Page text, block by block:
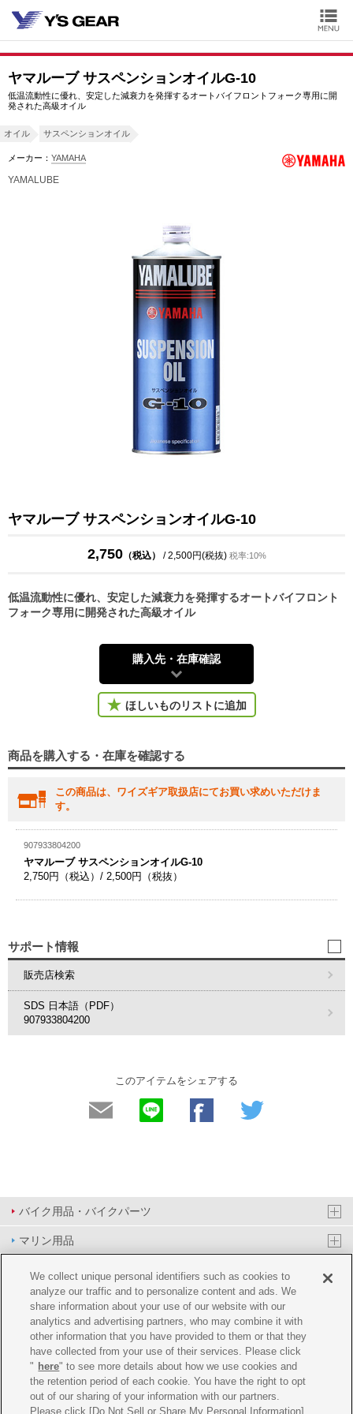
ヤマルーブ サスペンションオイルG-10
低温流動性に優れ、安定した減衰力を発揮するオートバイフロントフォーク専用に開
発された高級オイル
オイル サスペンションオイル
メーカー： YAMAHA
YAMALUBE
ヤマルーブ サスペンションオイルG-10
2,750（税込） / 2,500円(税抜) 税率:10%
低温流動性に優れ、安定した減衰力を発揮するオートバイフロント
フォーク専用に開発された高級オイル
購入先・在庫確認
ほしいものリストに追加
商品を購入する・在庫を確認する
この商品は、ワイズギア取扱店にてお買い求めいただけま
す。
907933804200
ヤマルーブ サスペンションオイルG-10
2,750円（税込）/ 2,500円（税抜）
サポート情報
販売店検索
SDS 日本語（PDF）
907933804200
このアイテムをシェアする
バイク用品・バイクパーツ
マリン用品
PAS/YPJ用品
その他用品
イベント&エンターテイメント
オンラインショップ
企業情報
We collect unique personal identifiers such as cookies to
analyze our traffic and to personalize content and ads. We
share information about your use of our website with our
analytics and advertising partners, who may combine it with
other information that you have provided to them or that they
have collected from your use of their services. Please click
" here" to see more details about how we use cookies and
the retention period of each cookie. You have the right to opt
out of our sharing of your information with our partners.
Please click [Do Not Sell or Share My Personal Information]